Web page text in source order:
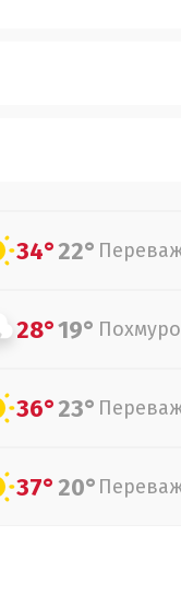
34°22°
28°19°
36°23°
37°20°